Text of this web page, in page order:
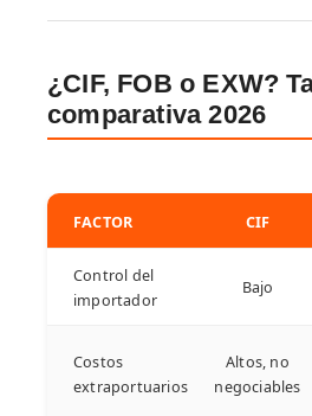
¿CIF, FOB o EXW?
comparativa 2026
FACTOR CIF
Control del
importador
Bajo
Costos
extraportuarios
Altos, no
negociables